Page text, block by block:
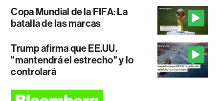
Copa Mundial de la FIFA: La
batalla de las marcas
Trump afirma que EE.UU.
"mantendrá el estrecho" y lo
controlará